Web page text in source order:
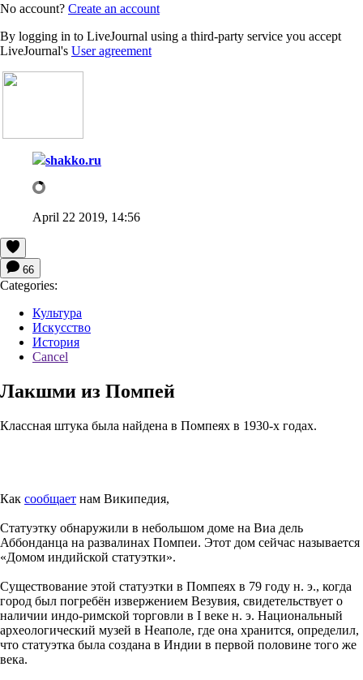
No account? Create an account
By logging in to LiveJournal using a third-party service you accept
LiveJournal's User agreement
shakko.ru
April 22 2019, 14:56
66
Categories:
Культура
Искусство
История
Cancel
Лакшми из Помпей
Классная штука была найдена в Помпеях в 1930-х годах.
Как сообщает нам Википедия,
Статуэтку обнаружили в небольшом доме на Виа дель
Аббонданца на развалинах Помпеи. Этот дом сейчас называется
«Домом индийской статуэтки».
Существование этой статуэтки в Помпеях в 79 году н. э., когда
город был погребён извержением Везувия, свидетельствует о
наличии индо-римской торговли в I веке н. э. Национальный
археологический музей в Неаполе, где она хранится, определил,
что статуэтка была создана в Индии в первой половине того же
века.